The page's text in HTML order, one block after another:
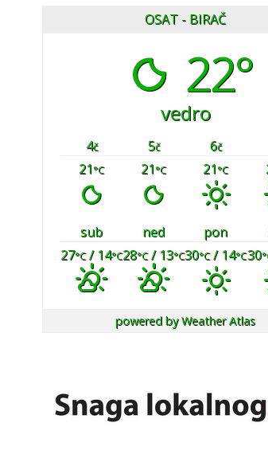
OSAT - BIRAČ
22°
vedro
4č 5č 6č
21°C 21°C 21°C
sub ned pon
27°C/ 14°C28°C/ 13°C30°C/ 14°C30
powered byWeather Atlas